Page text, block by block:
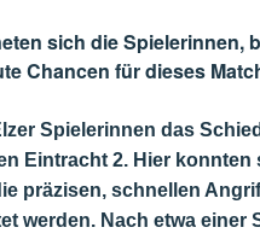
sich die Spielerinnen,
Chancen für dieses
Spielerinnen das
Eintracht 2. Hier konnten
präzisen, schnellen
werden. Nach etwa einer